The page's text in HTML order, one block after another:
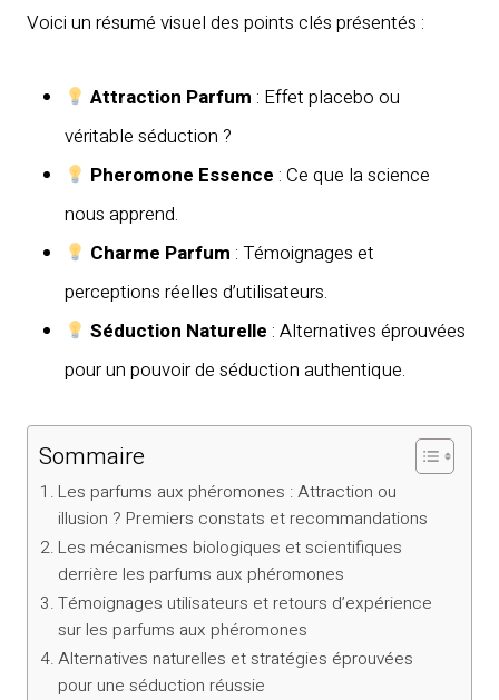
Voici un résumé visuel des points clés présentés :
Attraction Parfum : Effet placebo ou
véritable séduction ?
Pheromone Essence : Ce que la science
nous apprend.
Charme Parfum : Témoignages et
perceptions réelles d’utilisateurs.
Séduction Naturelle : Alternatives éprouvées
pour un pouvoir de séduction authentique.
Sommaire
Les parfums aux phéromones : Attraction ou
illusion ? Premiers constats et recommandations
Les mécanismes biologiques et scientifiques
derrière les parfums aux phéromones
Témoignages utilisateurs et retours d’expérience
sur les parfums aux phéromones
Alternatives naturelles et stratégies éprouvées
pour une séduction réussie